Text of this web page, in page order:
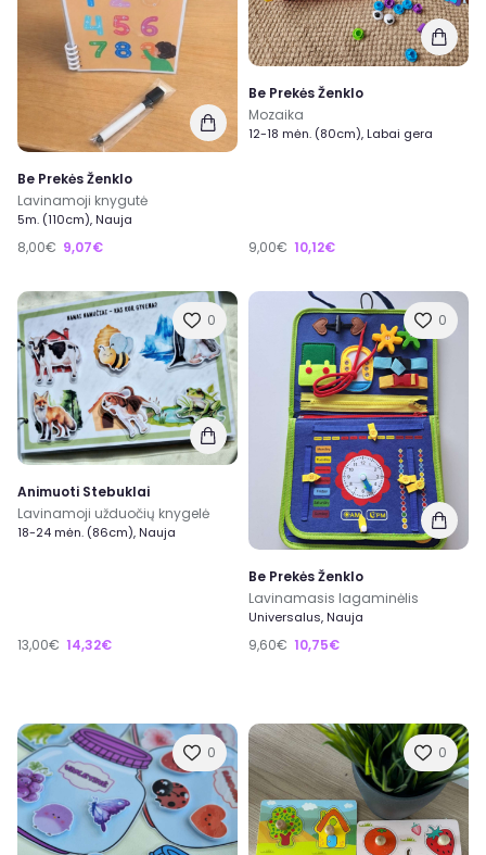
Be Prekės Ženklo
Lavinamoji knygutė
5m. (110cm), Nauja
8,00€ 9,07€
Be Prekės Ženklo
Mozaika
12-18 mėn. (80cm), Labai gera
9,00€ 10,12€
0
Animuoti Stebuklai
Lavinamoji užduočių knygelė
18-24 mėn. (86cm), Nauja
13,00€ 14,32€
0
Be Prekės Ženklo
Lavinamasis lagaminėlis
Universalus, Nauja
9,60€ 10,75€
0 0